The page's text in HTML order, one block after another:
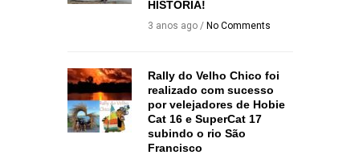
HISTÓRIA!
3 anos ago /No Comments
Rally do Velho Chico foi
realizado com sucesso
por velejadores de Hobie
Cat 16 e SuperCat 17
subindo o rio São
Francisco